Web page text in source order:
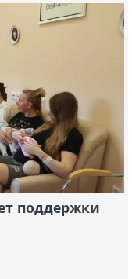
поддержки